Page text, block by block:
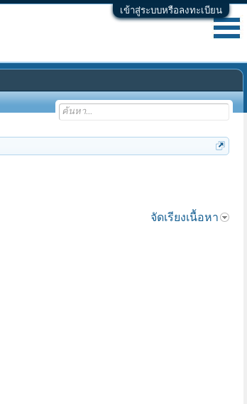
เข้าสู่ระบบหรือลงทะเบียน
จัดเรียงเนื้อหา